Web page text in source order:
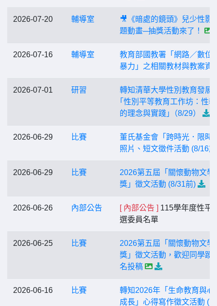
2026-07-20 輔導室
🎥《暗處的鏡頭》兒少性影
題動畫─抽獎活動來了！
2026-07-16 輔導室
教育部國教署「網路／數位
暴力」之相關教材與教案資
2026-07-01 研習
轉知清華大學性別教育發展
｢性別平等教育工作坊：性
的理念與實踐｣（8/29）
2026-06-29 比賽
董氏基金會「跨時光．限時
照片、短文徵件活動 (8/16
2026-06-29 比賽
2026第五屆「關懷動物文學
獎」徵文活動 (8/31前)
2026-06-26 內部公告 [ 內部公告 ] 115學年度性平
選委員名單
2026-06-25 比賽
2026第五屆「關懷動物文學
獎」徵文活動，歡迎同學踴
名投稿
2026-06-16 比賽
轉知2026年「生命教育與心
成長」心得寫作徵文活動 (7/